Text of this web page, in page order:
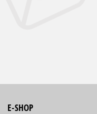
E-SHOP